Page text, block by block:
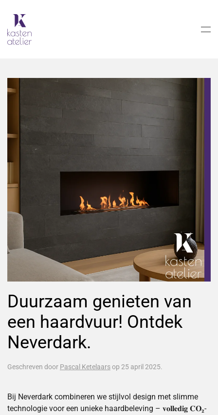
Skip to main content
Duurzaam genieten van
een haardvuur! Ontdek
Neverdark.
Geschreven door Pascal Ketelaarsop 25 april 2025.
Bij Neverdark combineren we stijlvol design met slimme
technologie voor een unieke haardbeleving – 𝐯𝐨𝐥𝐥𝐞𝐝𝐢𝐠 𝐂𝐎₂-